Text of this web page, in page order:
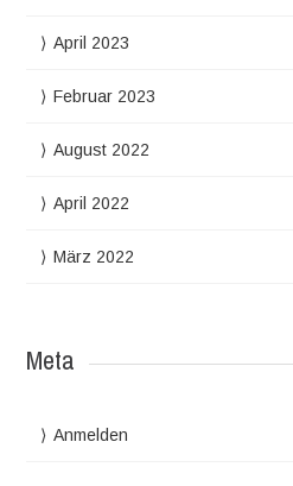
April 2023
Februar 2023
August 2022
April 2022
März 2022
Meta
Anmelden